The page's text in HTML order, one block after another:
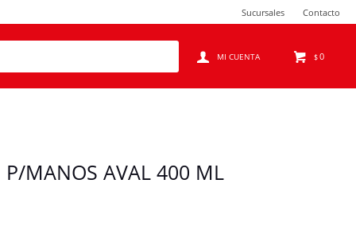
$0
Sucursales Contacto
P/MANOS AVAL 400 ML